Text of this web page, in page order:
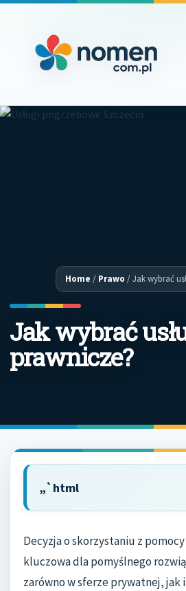
Home / Prawo /Jak wybrać
Jak wybrać
prawnicze?
„`html
Decyzja o skorzystaniu z
kluczowa dla pomyślnego
zarówno w sferze prywatnej, jak